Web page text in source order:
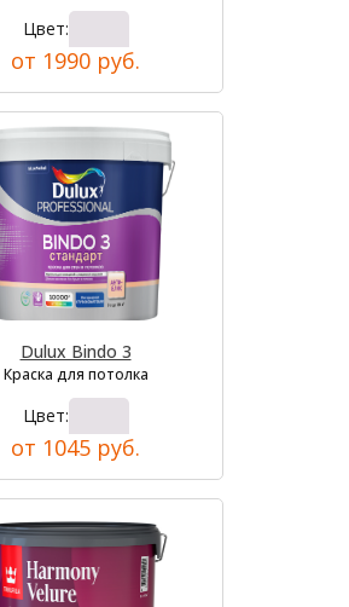
Цвет:
от 1990 руб.
Dulux Bindo 3
Краска для потолка
Цвет:
от 1045 руб.